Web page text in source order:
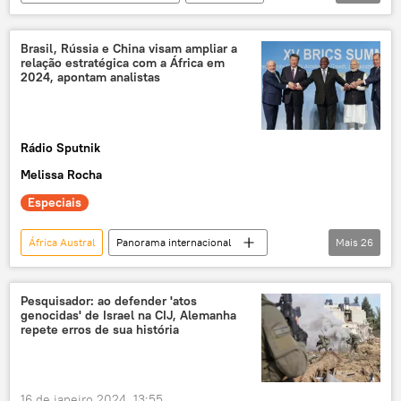
República Centro-Africana
Corpo de Fuzileiros Navais
Exército
Europa Alemanha
Israel
Namíbia
Tribunal Internacional de Justiça
Centro de Informação Judicial (CIJ)
Sputnik
Brasil, Rússia e China visam ampliar a
relação estratégica com a África em
2024, apontam analistas
Rádio Sputnik
Melissa Rocha
Especiais
África Austral
Panorama internacional
Oriente Médio e África
Rússia
Economia
Brasil
África
BRICS
União Africana
Mais 26
Pesquisador: ao defender 'atos
genocidas' de Israel na CIJ, Alemanha
repete erros de sua história